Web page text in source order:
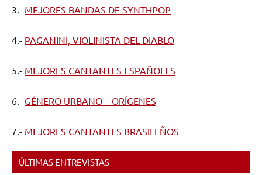
3.- MEJORES BANDAS DE SYNTHPOP
4.- PAGANINI, VIOLINISTA DEL DIABLO
5.- MEJORES CANTANTES ESPAÑOLES
6.- GÉNERO URBANO – ORÍGENES
7.- MEJORES CANTANTES BRASILEÑOS
ÚLTIMAS ENTREVISTAS